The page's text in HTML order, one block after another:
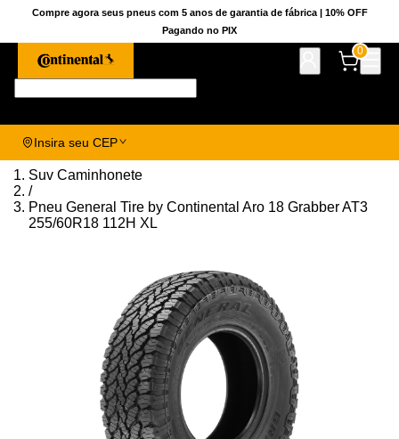
Compre agora seus pneus com 5 anos de garantia de fábrica | 10% OFF
Pagando no PIX
0
Insira seu CEP
Suv Caminhonete
/
Pneu General Tire by Continental Aro 18 Grabber AT3
255/60R18 112H XL